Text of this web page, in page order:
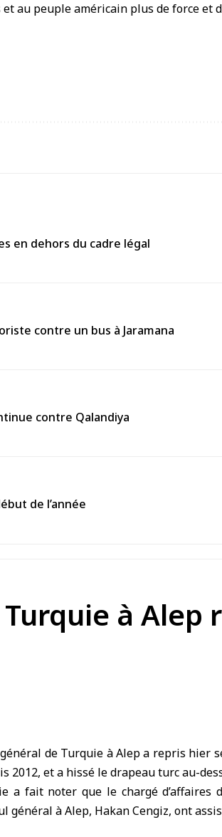
au peuple américain plus de force et
en dehors du cadre légal
contre un bus à Jaramana
contre Qalandiya
de l’année
à Alep
de Turquie à Alep a repris hier
2012, et a hissé le drapeau turc au-
a fait noter que le chargé d’affaires
général à Alep, Hakan Cengiz, ont